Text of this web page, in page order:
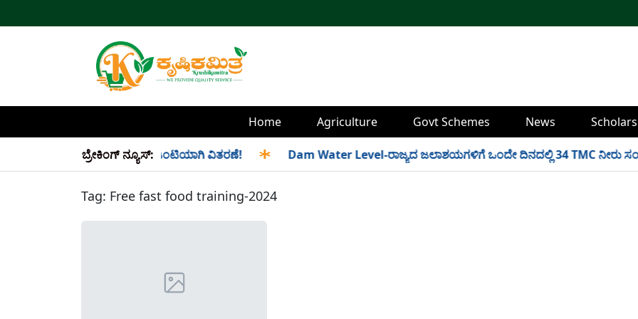
Home Agriculture Govt Schemes News
ಬ್ರೇಕಿಂಗ್ ನ್ಯೂಸ್:
ಸೆಪ್ಟೆಂಬರ್ ತಿಂಗಳ ಪಡಿತರ ಜಂಟಿಯಾಗಿ ವಿತರಣೆ! Dam Water Level-ರಾಜ್ಯದ ಜಲಾಶಯಗಳಿಗೆ ಒಂದೇ ದಿನದಲ್ಲಿ 34 TMC ನೀರು
Tag: Free fast food training-2024